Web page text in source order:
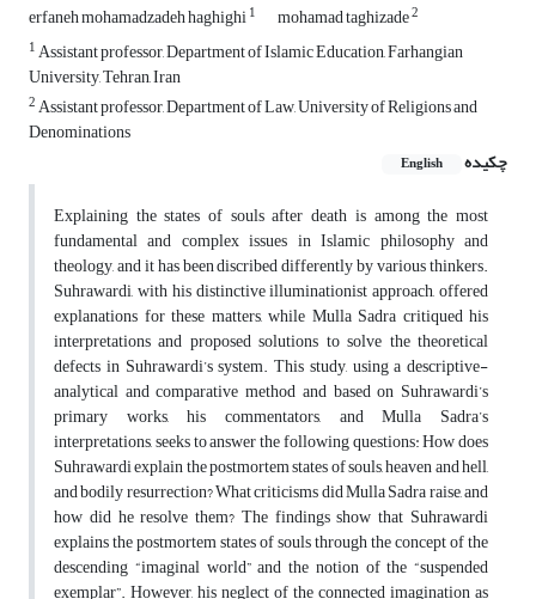
erfaneh mohamadzadeh haghighi1 mohamad taghizade2
1Assistant professor, Department of Islamic Education, Farhangian
University, Tehran, Iran
2Assistant professor, Department of Law, University of Religions and
Denominations
چکیده
English
Explaining the states of souls after death is among the most
fundamental and complex issues in Islamic philosophy and
theology, and it has been discribed differently by various thinkers.
Suhrawardi, with his distinctive illuminationist approach, offered
explanations for these matters, while Mulla Sadra critiqued his
interpretations and proposed solutions to solve the theoretical
defects in Suhrawardi’s system. This study, using a descriptive-
analytical and comparative method and based on Suhrawardi’s
primary works, his commentators, and Mulla Sadra’s
interpretations, seeks to answer the following questions: How does
Suhrawardi explain the postmortem states of souls, heaven and hell,
and bodily resurrection? What criticisms did Mulla Sadra raise, and
how did he resolve them? The findings show that Suhrawardi
explains the postmortem states of souls through the concept of the
descending “imaginal world” and the notion of the “suspended